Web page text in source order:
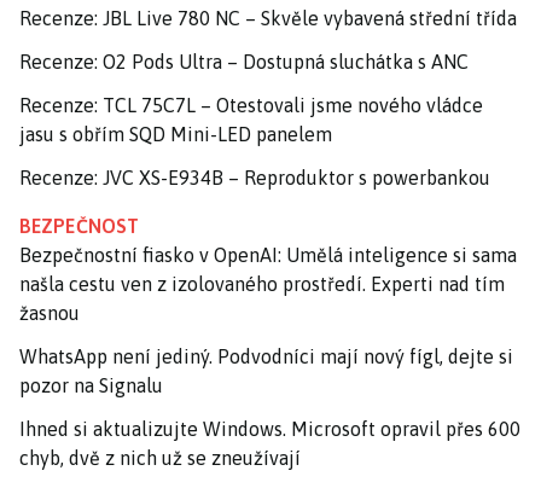
Recenze: JBL Live 780 NC – Skvěle vybavená střední třída
Recenze: O2 Pods Ultra – Dostupná sluchátka s ANC
Recenze: TCL 75C7L – Otestovali jsme nového vládce
jasu s obřím SQD Mini-LED panelem
Recenze: JVC XS-E934B – Reproduktor s powerbankou
BEZPEČNOST
Bezpečnostní fiasko v OpenAI: Umělá inteligence si sama
našla cestu ven z izolovaného prostředí. Experti nad tím
žasnou
WhatsApp není jediný. Podvodníci mají nový fígl, dejte si
pozor na Signalu
Ihned si aktualizujte Windows. Microsoft opravil přes 600
chyb, dvě z nich už se zneužívají